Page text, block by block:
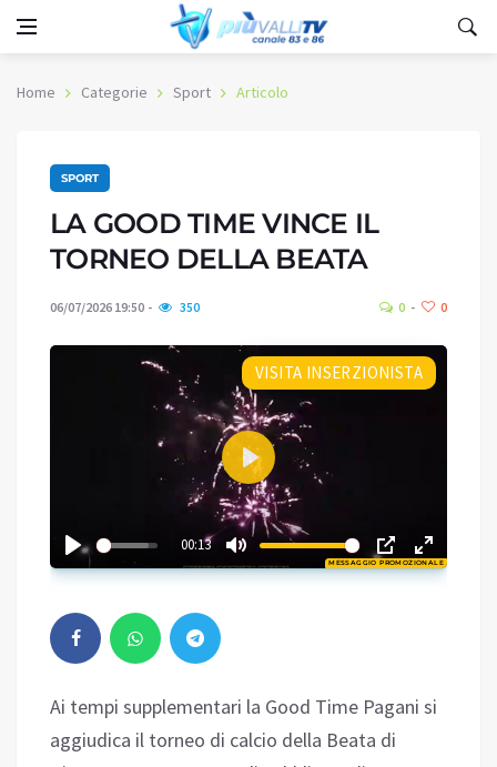
Home Categorie Sport Articolo
SPORT
LA GOOD TIME VINCE IL
TORNEO DELLA BEATA
06/07/2026 19:50 350 0 0
MESSAGGIO PROMOZIONALE
VISITA INSERZIONISTA
00:13
Play
03:37
Ai tempi supplementari la Good Time Pagani si
aggiudica il torneo di calcio della Beata di